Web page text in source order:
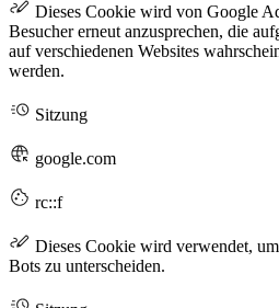
Dieses Cookie wird von Google
Besucher erneut anzusprechen, die
auf verschiedenen Websites
werden.
Sitzung
google.com
rc::f
Dieses Cookie wird verwendet,
Bots zu unterscheiden.